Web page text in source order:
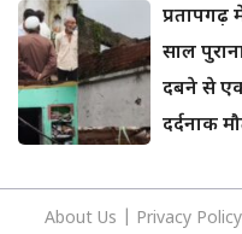
प्रतापगढ़
साल
दबने से एक
दर्दनाक
About Us Privacy Policy